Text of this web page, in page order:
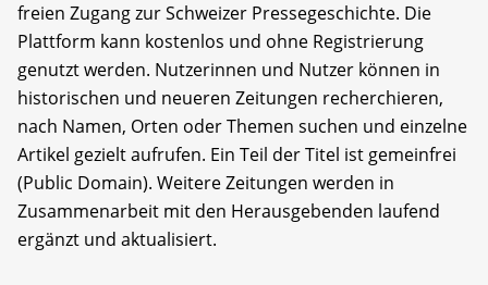
freien Zugang zur Schweizer Pressegeschichte. Die
Plattform kann kostenlos und ohne Registrierung
genutzt werden. Nutzerinnen und Nutzer können in
historischen und neueren Zeitungen recherchieren,
nach Namen, Orten oder Themen suchen und einzelne
Artikel gezielt aufrufen. Ein Teil der Titel ist gemeinfrei
(Public Domain). Weitere Zeitungen werden in
Zusammenarbeit mit den Herausgebenden laufend
ergänzt und aktualisiert.